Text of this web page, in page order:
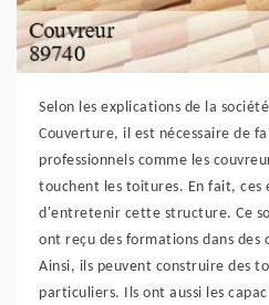
Selon les explications de la
Couverture, il est nécessaire de
professionnels comme les
touchent les toitures. En fait, ces
d'entretenir cette structure. Ce
ont reçu des formations dans des
Ainsi, ils peuvent construire des
particuliers. Ils ont aussi les